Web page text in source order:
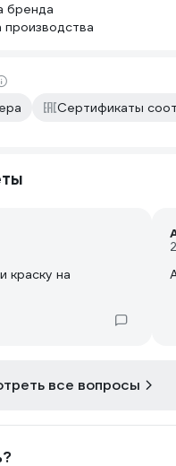
бренда
Сертификаты
краску на
все вопросы